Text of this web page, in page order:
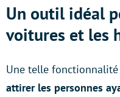
Un outil idéal
voitures et les
Une telle
attirer les personnes